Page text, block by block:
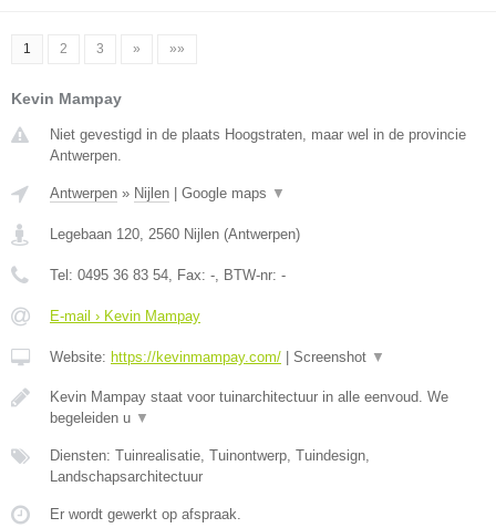
1 2 3 » »»
Kevin Mampay
Niet gevestigd in de plaats Hoogstraten, maar wel in de provincie
Antwerpen.
Antwerpen » Nijlen Google maps ▼
Legebaan 120, 2560 Nijlen (Antwerpen)
Tel: 0495 36 83 54, Fax: -, BTW-nr: -
E-mail › Kevin Mampay
Website: https://kevinmampay.com/ Screenshot ▼
Kevin Mampay staat voor tuinarchitectuur in alle eenvoud. We
begeleiden u ▼
Diensten: Tuinrealisatie, Tuinontwerp, Tuindesign,
Landschapsarchitectuur
Er wordt gewerkt op afspraak.